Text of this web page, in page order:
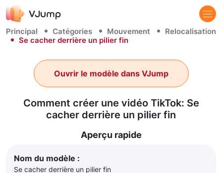
Principal Catégories Mouvement
Relocalisation
Se cacher derrière un pilier fin
Comment créer une vidéo TikTok: Se
cacher derrière un pilier fin
Ouvrir le modèle dans VJump
Aperçu rapide
Nom du modèle :
Se cacher derrière un pilier fin